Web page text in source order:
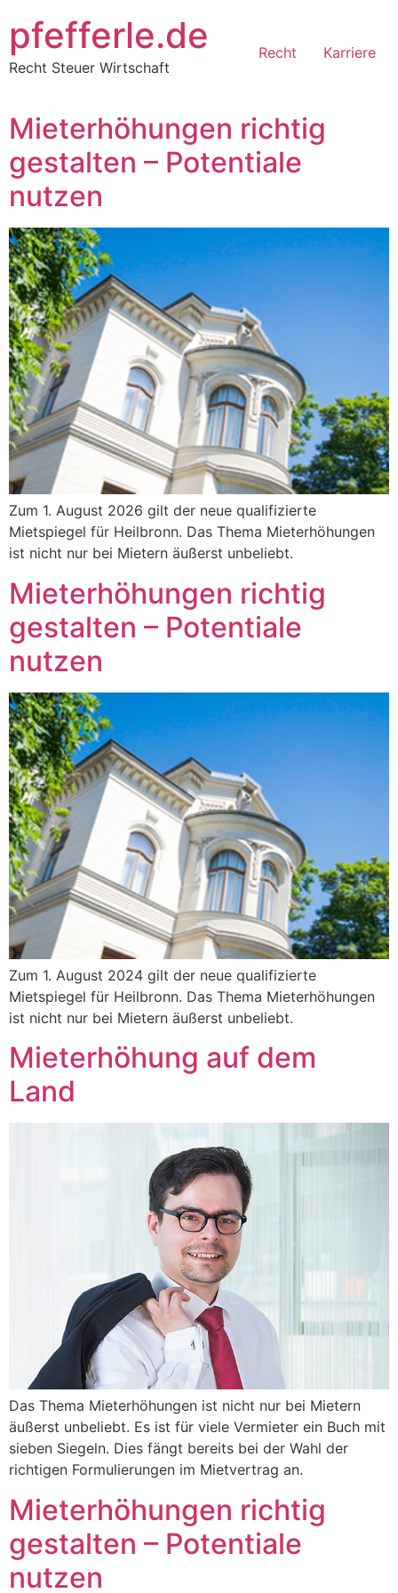
Inhalt
springen
pfefferle.de
Recht Steuer Wirtschaft
Recht Karriere
Mieterhöhungen richtig
gestalten – Potentiale
nutzen
Zum 1. August 2026 gilt der neue qualifizierte
Mietspiegel für Heilbronn. Das Thema Mieterhöhungen
ist nicht nur bei Mietern äußerst unbeliebt.
Mieterhöhungen richtig
gestalten – Potentiale
nutzen
Zum 1. August 2024 gilt der neue qualifizierte
Mietspiegel für Heilbronn. Das Thema Mieterhöhungen
ist nicht nur bei Mietern äußerst unbeliebt.
Mieterhöhung auf dem
Land
Das Thema Mieterhöhungen ist nicht nur bei Mietern
äußerst unbeliebt. Es ist für viele Vermieter ein Buch mit
sieben Siegeln. Dies fängt bereits bei der Wahl der
richtigen Formulierungen im Mietvertrag an.
Mieterhöhungen richtig
gestalten – Potentiale
nutzen